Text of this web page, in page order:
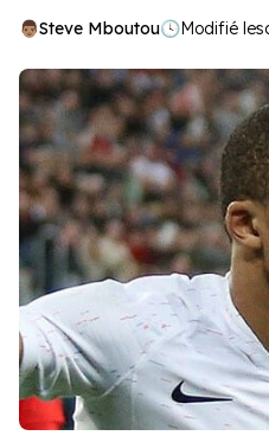
Steve Mboutou🕓Modifié le